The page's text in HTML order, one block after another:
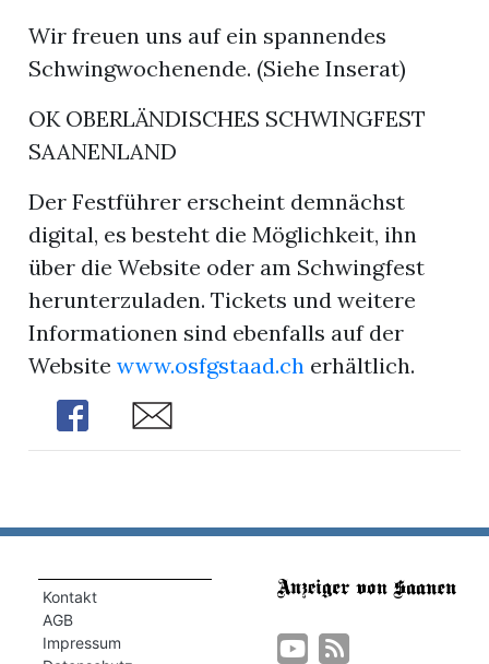
Wir freuen uns auf ein spannendes
Schwingwochenende. (Siehe Inserat)
OK OBERLÄNDISCHES SCHWINGFEST
SAANENLAND
Der Festführer erscheint demnächst
digital, es besteht die Möglichkeit, ihn
über die Website oder am Schwingfest
herunterzuladen. Tickets und weitere
Informationen sind ebenfalls auf der
Websitewww.osfgstaad.ch erhältlich.
Share
Share
Kontakt
AGB
Impressum